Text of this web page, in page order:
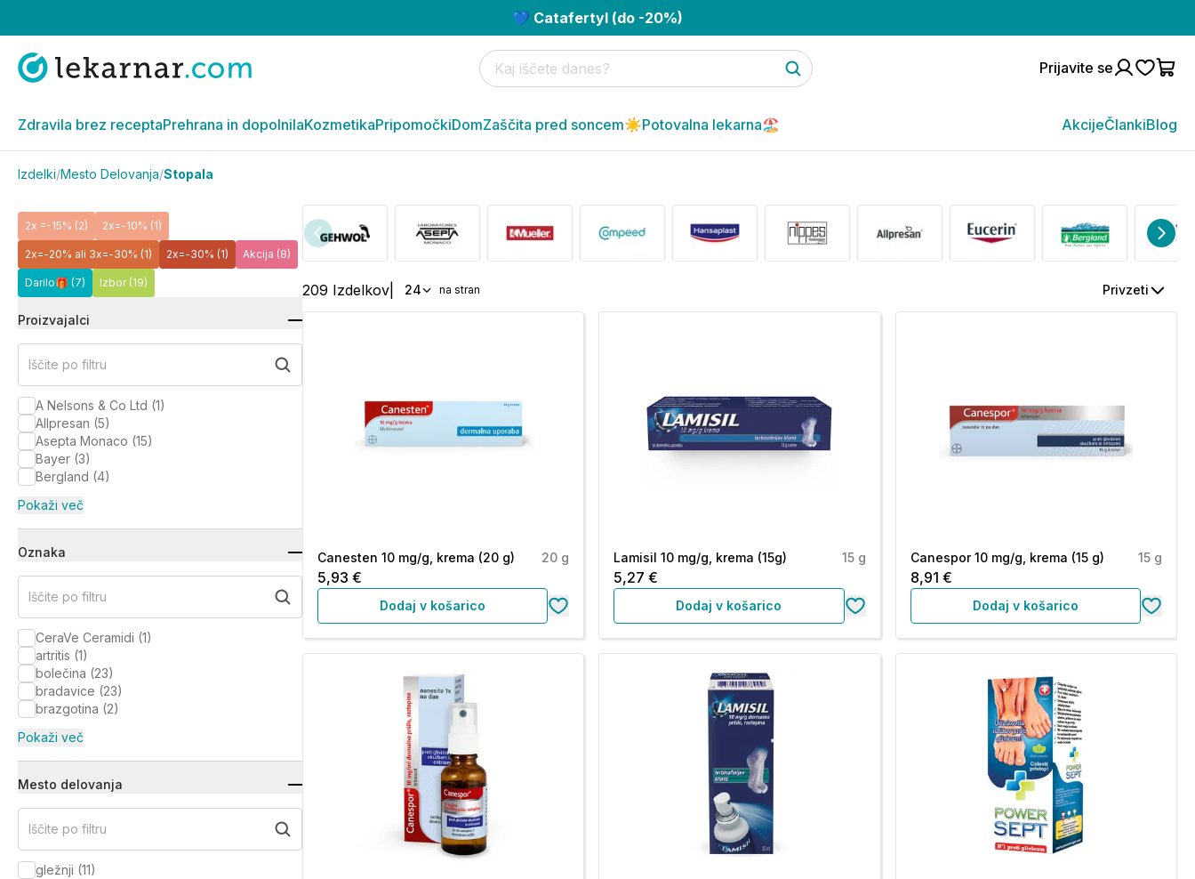
💙 Catafertyl (do -20%)
Prijavite se
Zdravila brez receptaPrehrana in dopolnilaKozmetikaPripomočkiDomZaščita pred soncem☀️Potovalna lekarna🏖️ AkcijeČlankiBlog
Izdelki/Mesto Delovanja/Stopala
2x =-15% (2) 2x=-10% (1)
2x=-20% ali 3x=-30% (1) 2x=-30% (1) Akcija (8)
Darilo🎁 (7) Izbor (19)
Proizvajalci
Iščite po filtru
A Nelsons & Co Ltd (1)
Allpresan (5)
Asepta Monaco (15)
Bayer (3)
Bergland (4)
Pokaži več
Oznaka
Iščite po filtru
CeraVe Ceramidi (1)
artritis (1)
bolečina (23)
bradavice (23)
brazgotina (2)
Pokaži več
Mesto delovanja
Iščite po filtru
gležnji (11)
209 Izdelkov 24 na stran Privzeti
Canesten 10 mg/g, krema (20 g) 20 g
5,93 €
Dodaj v košarico
Lamisil 10 mg/g, krema (15g) 15 g
5,27 €
Dodaj v košarico
Canespor 10 mg/g, krema (15 g) 15 g
8,91 €
Dodaj v košarico